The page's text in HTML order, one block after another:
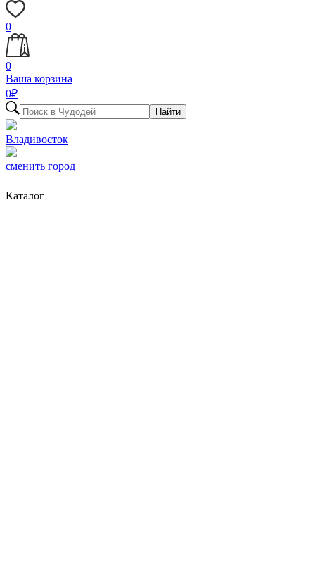
0
0
Ваша корзина
0₽
Найти
Владивосток
сменить город
Каталог